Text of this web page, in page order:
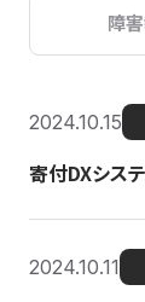
障
2024.10.15
寄付DXシス
2024.10.11